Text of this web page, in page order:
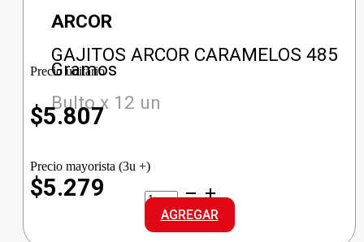
ARCOR
GAJITOS ARCOR CARAMELOS 485
Gramos
Bulto x 12 un
Precio unitario
$5.807
Precio mayorista (3u +)
$5.279
GAJITOS
ARCOR
CARAMELOS
cantidad
AGREGAR